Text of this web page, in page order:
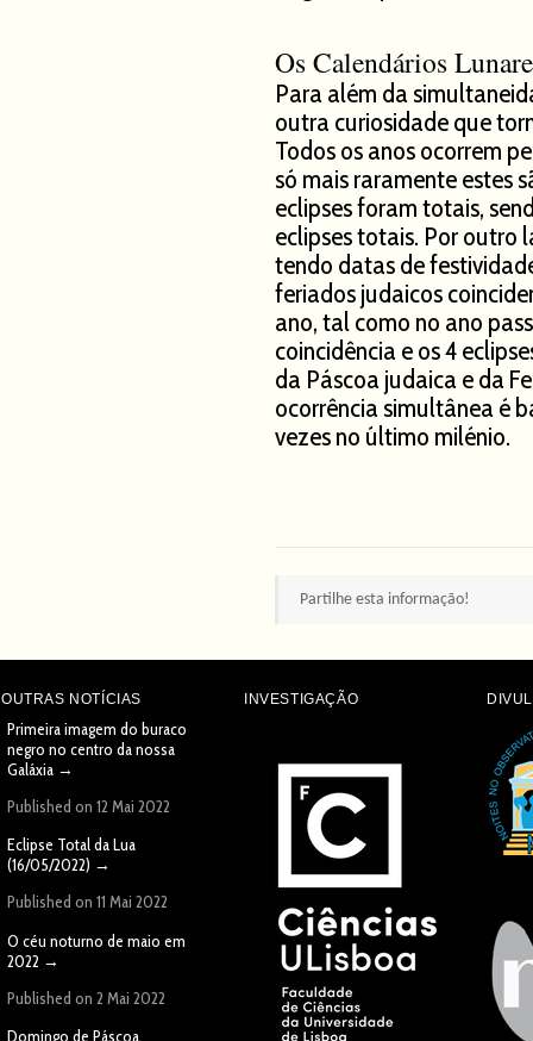
Os Calendários
Para além da
outra curiosidade que
Todos os anos ocorrem
só mais raramente estes
eclipses foram totais,
eclipses totais. Por outro
tendo datas de
feriados judaicos
ano, tal como no ano
coincidência e os 4
da Páscoa judaica e da
ocorrência simultânea é
vezes no último milénio.
Partilhe esta informação!
OUTRAS NOTÍCIAS
Primeira imagem do buraco
negro no centro da nossa
Galáxia →
Published on 12 Mai 2022
Eclipse Total da Lua
(16/05/2022) →
Published on 11 Mai 2022
O céu noturno de maio em
2022 →
Published on 2 Mai 2022
Domingo de Páscoa
INVESTIGAÇÃO